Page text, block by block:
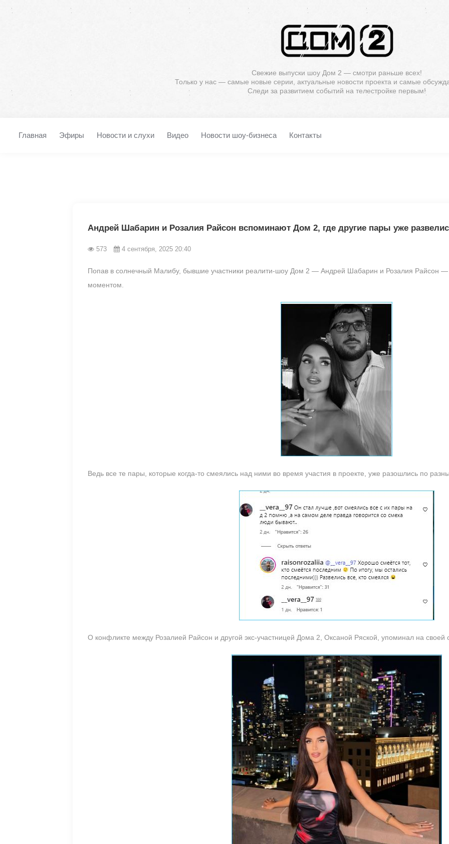
Свежие выпуски шоу Дом 2 — смотри раньше всех!
Только у нас — самые новые серии, актуальные новости проекта и самые
Следи за развитием событий на телестройке первым!
Главная Эфиры Новости и слухи Видео Новости шоу-бизнеса Контакты
Андрей Шабарин и Розалия Райсон вспоминают Дом 2, где другие пары уже
573 4 сентября, 2025 20:40
Попав в солнечный Малибу, бывшие участники реалити-шоу Дом 2 — Андрей Шабарин и Розалия Райсон —
моментом.
Ведь все те пары, которые когда-то смеялись над ними во время участия в проекте, уже разошлись по
О конфликте между Розалией Райсон и другой экс-участницей Дома 2, Оксаной Ряской, упоминал на своей